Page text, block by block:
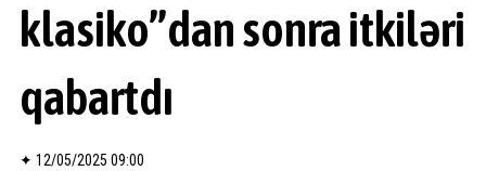
klasiko”dan sonra itkiləri
qabartdı
✦ 12/05/2025 09:00